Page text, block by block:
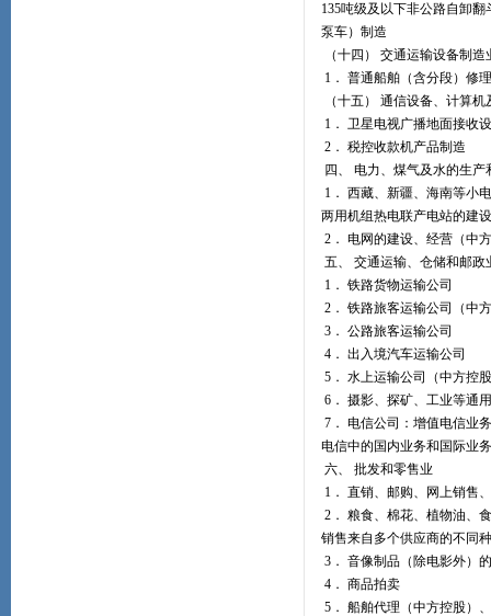
135吨级及以下非公路自卸
泵车）制造
（十四） 交通运输设备制造
1． 普通船舶（含分段）修
（十五） 通信设备、计算
1． 卫星电视广播地面接收
2． 税控收款机产品制造
四、 电力、煤气及水的生产
1． 西藏、新疆、海南等小
两用机组热电联产电站的建
2． 电网的建设、经营（中
五、 交通运输、仓储和邮政
1． 铁路货物运输公司
2． 铁路旅客运输公司（中
3． 公路旅客运输公司
4． 出入境汽车运输公司
5． 水上运输公司（中方控
6． 摄影、探矿、工业等通
7． 电信公司：增值电信业
电信中的国内业务和国际业
六、 批发和零售业
1． 直销、邮购、网上销售
2． 粮食、棉花、植物油、
销售来自多个供应商的不同
3． 音像制品（除电影外）
4． 商品拍卖
5． 船舶代理（中方控股）